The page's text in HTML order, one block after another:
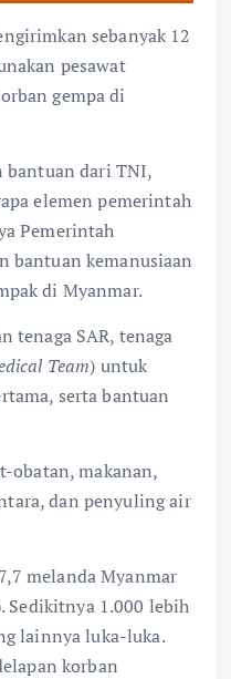
sebanyak 12
pesawat
gempa di
bantuan dari TNI,
elemen pemerintah
Pemerintah
bantuan kemanusiaan
di Myanmar.
tenaga SAR, tenaga
Team) untuk
serta bantuan
obatan, makanan,
dan penyuling air
melanda Myanmar
Sedikitnya 1.000 lebih
lainnya luka-luka.
korban